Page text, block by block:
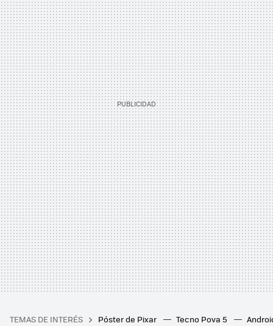
TEMAS DE INTERÉS Póster de Pixar Tecno Pova 5